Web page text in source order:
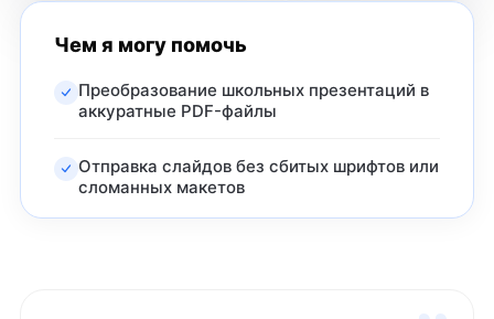
Чем я могу помочь
Преобразование школьных презентаций в
аккуратные PDF-файлы
Отправка слайдов без сбитых шрифтов или
сломанных макетов